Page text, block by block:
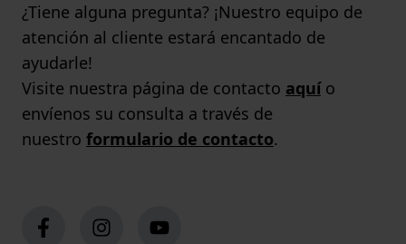
¿Tiene alguna pregunta? ¡Nuestro equipo de
atención al cliente estará encantado de
ayudarle!
Visite nuestra página de contacto aquío
envíenos su consulta a través de
nuestro formulario de contacto.